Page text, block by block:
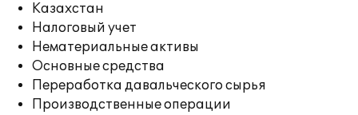
Казахстан
Налоговый учет
Нематериальные активы
Основные средства
Переработка давальческого сырья
Производственные операции